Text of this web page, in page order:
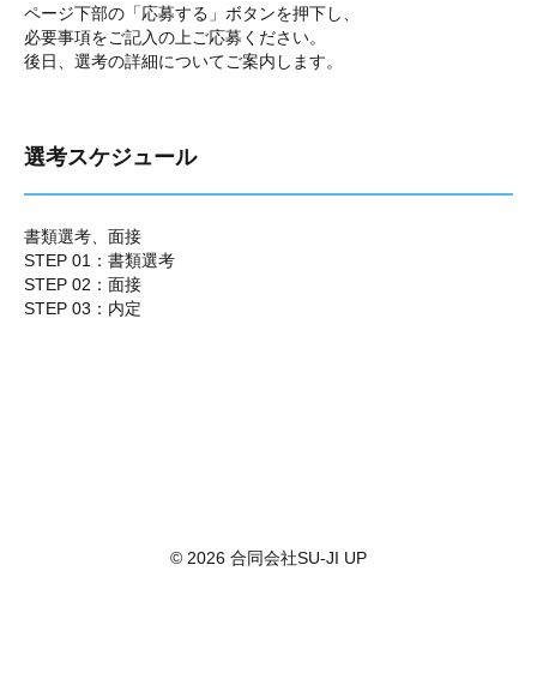
ページ下部の「応募する」ボタンを押下し、
必要事項をご記入の上ご応募ください。
後日、選考の詳細についてご案内します。
選考スケジュール
書類選考、面接
STEP 01：書類選考
STEP 02：面接
STEP 03：内定
© 2026 合同会社SU-JI UP